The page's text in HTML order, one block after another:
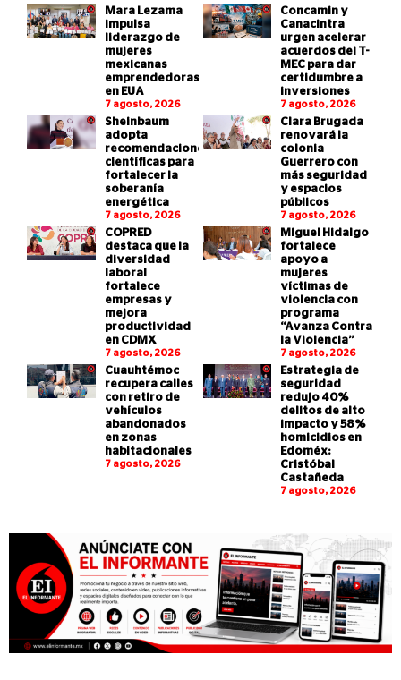
Mara Lezama
impulsa
liderazgo de
mujeres
mexicanas
emprendedoras
en EUA
7 agosto, 2026
Concamin y
Canacintra
urgen acelerar
acuerdos del T-
MEC para dar
certidumbre a
inversiones
7 agosto, 2026
Sheinbaum
adopta
recomendaciones
científicas para
fortalecer la
soberanía
energética
7 agosto, 2026
Clara Brugada
renovará la
colonia
Guerrero con
más seguridad
y espacios
públicos
7 agosto, 2026
COPRED
destaca que la
diversidad
laboral
fortalece
empresas y
mejora
productividad
en CDMX
7 agosto, 2026
Miguel Hidalgo
fortalece
apoyo a
mujeres
víctimas de
violencia con
programa
“Avanza Contra
la Violencia”
7 agosto, 2026
Cuauhtémoc
recupera calles
con retiro de
vehículos
abandonados
en zonas
habitacionales
7 agosto, 2026
Estrategia de
seguridad
redujo 40%
delitos de alto
impacto y 58%
homicidios en
Edoméx:
Cristóbal
Castañeda
7 agosto, 2026